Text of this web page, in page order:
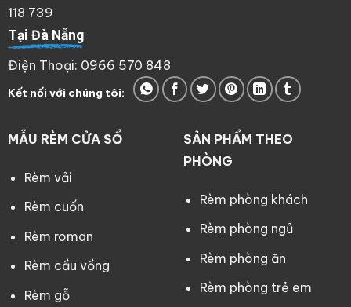
118 739
Tại Đà Nẵng
Điện Thoại: 0966 570 848
Kết nối với chúng tôi:
MẪU RÈM CỬA SỔ
Rèm vải
Rèm cuốn
Rèm roman
Rèm cầu vồng
Rèm gỗ
SẢN PHẨM THEO
PHÒNG
Rèm phòng khách
Rèm phòng ngủ
Rèm phòng ăn
Rèm phòng trẻ em